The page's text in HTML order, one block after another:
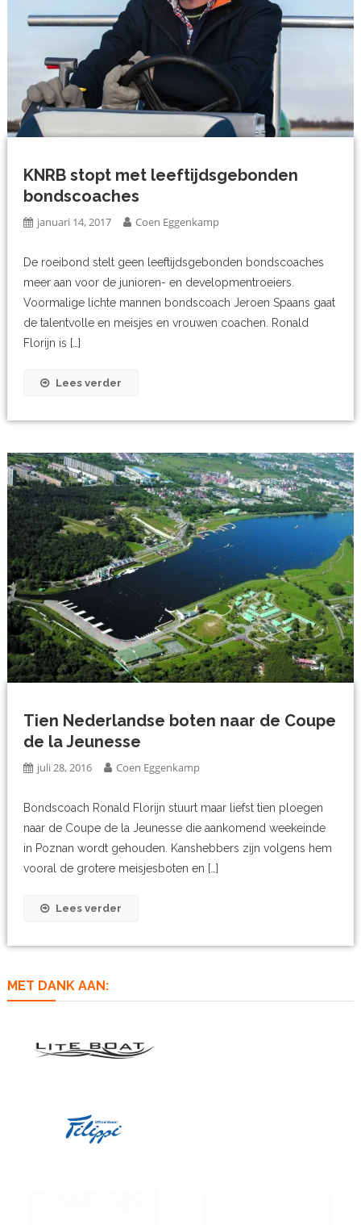
KNRB stopt met leeftijdsgebonden
bondscoaches
januari 14, 2017 Coen Eggenkamp
De roeibond stelt geen leeftijdsgebonden bondscoaches
meer aan voor de junioren- en developmentroeiers.
Voormalige lichte mannen bondscoach Jeroen Spaans gaat
de talentvolle en meisjes en vrouwen coachen. Ronald
Florijn is […]
Lees verder
Tien Nederlandse boten naar de Coupe
de la Jeunesse
juli 28, 2016 Coen Eggenkamp
Bondscoach Ronald Florijn stuurt maar liefst tien ploegen
naar de Coupe de la Jeunesse die aankomend weekeinde
in Poznan wordt gehouden. Kanshebbers zijn volgens hem
vooral de grotere meisjesboten en […]
Lees verder
MET DANK AAN: